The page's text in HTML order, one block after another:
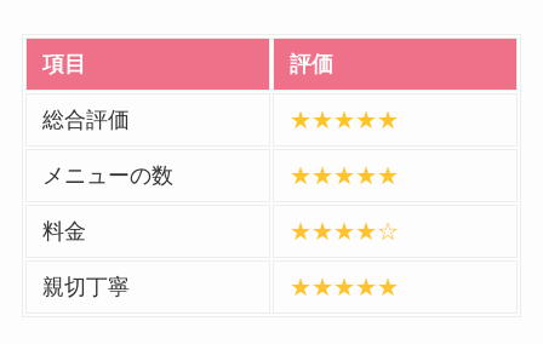
項目 評価
総合評価 ★★★★★
メニューの数 ★★★★★
料金 ★★★★☆
親切丁寧 ★★★★★